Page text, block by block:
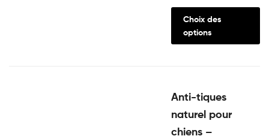
Choix des
options
Anti-tiques
naturel pour
chiens –